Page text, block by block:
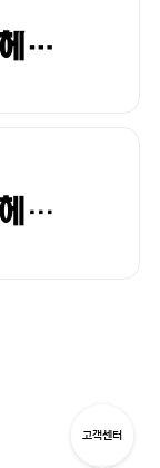
당신이 찾던 그 폰트, 헤매지 말고 바로 폰코!
당신이 찾던 그 폰트, 헤매지 말고 바로 폰코!
고객센터